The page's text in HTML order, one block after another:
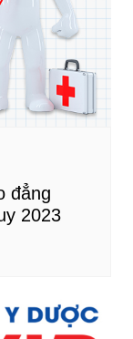
đẳng
2023